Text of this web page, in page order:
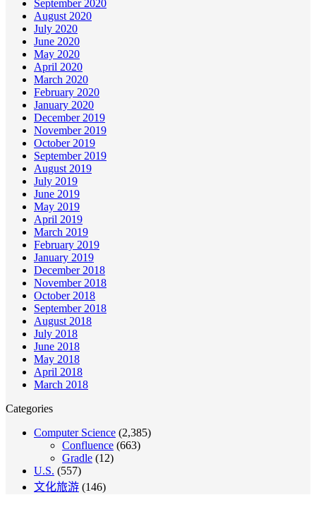
September 2020
August 2020
July 2020
June 2020
May 2020
April 2020
March 2020
February 2020
January 2020
December 2019
November 2019
October 2019
September 2019
August 2019
July 2019
June 2019
May 2019
April 2019
March 2019
February 2019
January 2019
December 2018
November 2018
October 2018
September 2018
August 2018
July 2018
June 2018
May 2018
April 2018
March 2018
Categories
Computer Science (2,385)
Confluence (663)
Gradle (12)
U.S. (557)
文化旅游 (146)